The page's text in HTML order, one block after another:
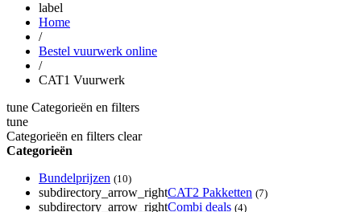
label
Home
/
Bestel vuurwerk online
/
CAT1 Vuurwerk
tune Categorieën en filters
tune
Categorieën en filters clear
Categorieën
Bundelprijzen (10)
subdirectory_arrow_rightCAT2 Pakketten (7)
subdirectory_arrow_rightCombi deals (4)